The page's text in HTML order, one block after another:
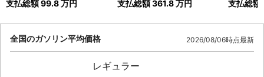
支払総額99.8万円 支払総額361.8万円 支払総額
全国のガソリン平均価格 2026/08/06時点最新
レギュラー